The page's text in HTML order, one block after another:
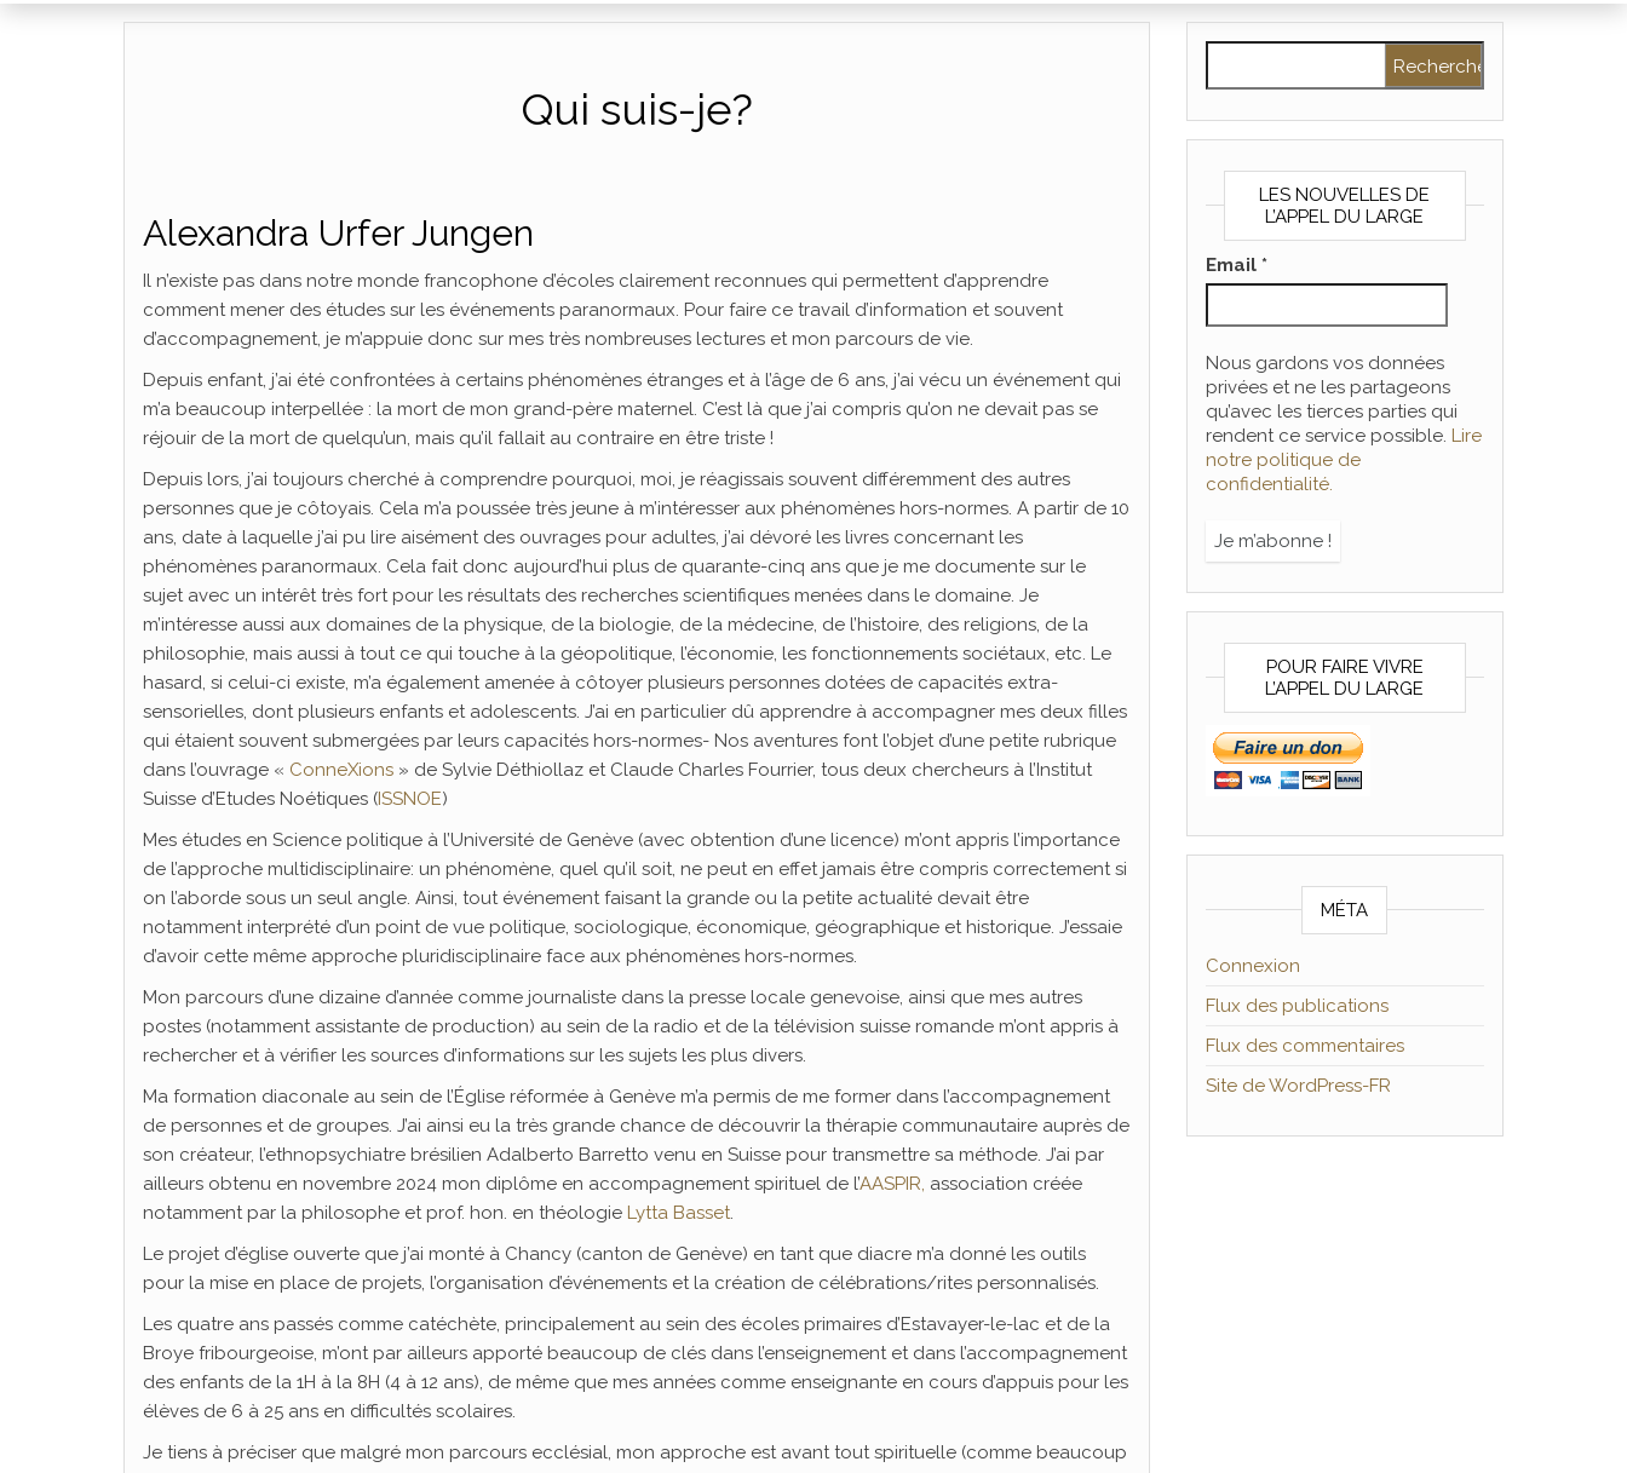
Qui suis-je?
Alexandra Urfer Jungen
Il n’existe pas dans notre monde francophone d’écoles clairement reconnues qui permettent d’apprendre
comment mener des études sur les événements paranormaux. Pour faire ce travail d’information et souvent
d’accompagnement, je m’appuie donc sur mes très nombreuses lectures et mon parcours de vie.
Depuis enfant, j’ai été confrontées à certains phénomènes étranges et à l’âge de 6 ans, j’ai vécu un événement qui
m’a beaucoup interpellée : la mort de mon grand-père maternel. C’est là que j’ai compris qu’on ne devait pas se
réjouir de la mort de quelqu’un, mais qu’il fallait au contraire en être triste !
Depuis lors, j’ai toujours cherché à comprendre pourquoi, moi, je réagissais souvent différemment des autres
personnes que je côtoyais. Cela m’a poussée très jeune à m’intéresser aux phénomènes hors-normes. A partir de 10
ans, date à laquelle j’ai pu lire aisément des ouvrages pour adultes, j’ai dévoré les livres concernant les
phénomènes paranormaux. Cela fait donc aujourd’hui plus de quarante-cinq ans que je me documente sur le
sujet avec un intérêt très fort pour les résultats des recherches scientifiques menées dans le domaine. Je
m’intéresse aussi aux domaines de la physique, de la biologie, de la médecine, de l’histoire, des religions, de la
philosophie, mais aussi à tout ce qui touche à la géopolitique, l’économie, les fonctionnements sociétaux, etc. Le
hasard, si celui-ci existe, m’a également amenée à côtoyer plusieurs personnes dotées de capacités extra-
sensorielles, dont plusieurs enfants et adolescents. J’ai en particulier dû apprendre à accompagner mes deux filles
qui étaient souvent submergées par leurs capacités hors-normes- Nos aventures font l’objet d’une petite rubrique
dans l’ouvrage « ConneXions » de Sylvie Déthiollaz et Claude Charles Fourrier, tous deux chercheurs à l’Institut
Suisse d’Etudes Noétiques (ISSNOE)
Mes études en Science politique à l’Université de Genève (avec obtention d’une licence) m’ont appris l’importance
de l’approche multidisciplinaire: un phénomène, quel qu’il soit, ne peut en effet jamais être compris correctement si
on l’aborde sous un seul angle. Ainsi, tout événement faisant la grande ou la petite actualité devait être
notamment interprété d’un point de vue politique, sociologique, économique, géographique et historique. J’essaie
d’avoir cette même approche pluridisciplinaire face aux phénomènes hors-normes.
Mon parcours d’une dizaine d’année comme journaliste dans la presse locale genevoise, ainsi que mes autres
postes (notamment assistante de production) au sein de la radio et de la télévision suisse romande m’ont appris à
rechercher et à vérifier les sources d’informations sur les sujets les plus divers.
Ma formation diaconale au sein de l’Église réformée à Genève m’a permis de me former dans l’accompagnement
de personnes et de groupes. J’ai ainsi eu la très grande chance de découvrir la thérapie communautaire auprès de
son créateur, l’ethnopsychiatre brésilien Adalberto Barretto venu en Suisse pour transmettre sa méthode. J’ai par
ailleurs obtenu en novembre 2024 mon diplôme en accompagnement spirituel de l’AASPIR, association créée
notamment par la philosophe et prof. hon. en théologie Lytta Basset.
Le projet d’église ouverte que j’ai monté à Chancy (canton de Genève) en tant que diacre m’a donné les outils
pour la mise en place de projets, l’organisation d’événements et la création de célébrations/rites personnalisés.
Les quatre ans passés comme catéchète, principalement au sein des écoles primaires d’Estavayer-le-lac et de la
Broye fribourgeoise, m’ont par ailleurs apporté beaucoup de clés dans l’enseignement et dans l’accompagnement
des enfants de la 1H à la 8H (4 à 12 ans), de même que mes années comme enseignante en cours d’appuis pour les
élèves de 6 à 25 ans en difficultés scolaires.
Je tiens à préciser que malgré mon parcours ecclésial, mon approche est avant tout spirituelle (comme beaucoup
LES NOUVELLES DE
L’APPEL DU LARGE
Email *
Nous gardons vos données
privées et ne les partageons
qu’avec les tierces parties qui
rendent ce service possible. Lire
notre politique de
confidentialité.
POUR FAIRE VIVRE
L’APPEL DU LARGE
MÉTA
Connexion
Flux des publications
Flux des commentaires
Site de WordPress-FR